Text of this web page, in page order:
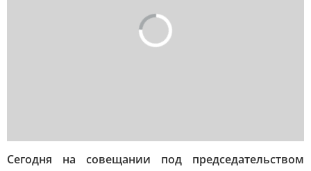
Сегодня на совещании под председательством